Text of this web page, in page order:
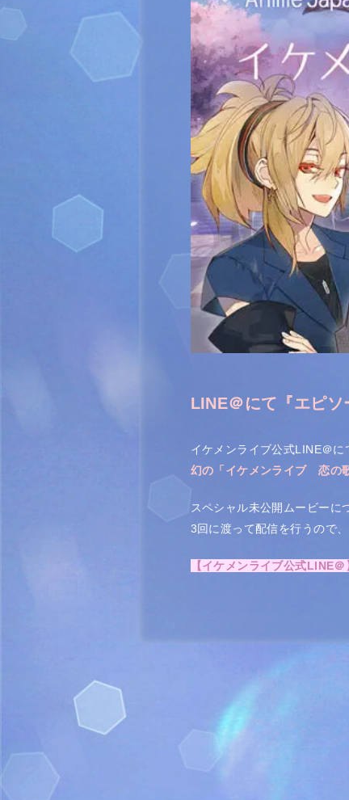
LINE＠にて『エピソ
イケメンライブ公式LINE＠に
幻の「イケメンライブ 恋の
スペシャル未公開ムービーに
3回に渡って配信を行うので
【イケメンライブ公式LINE